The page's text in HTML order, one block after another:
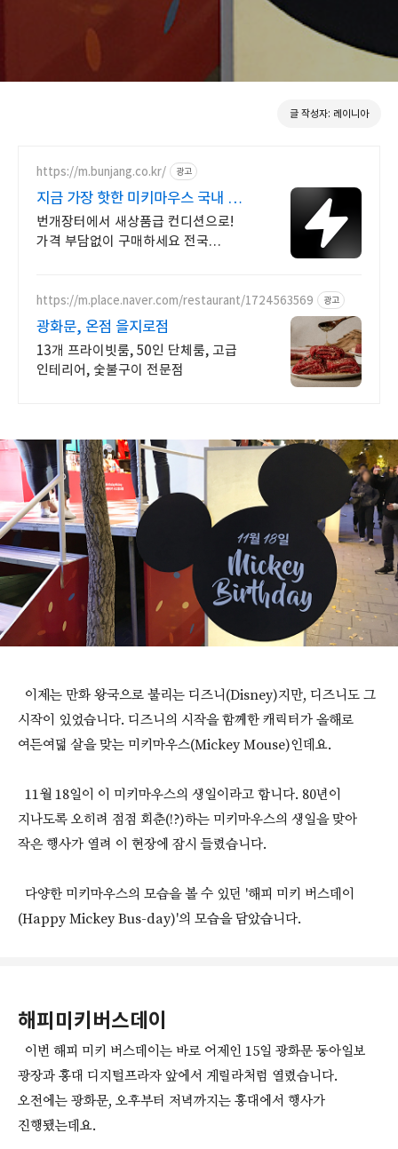
글 작성자: 레이니아
https://m.bunjang.co.kr/ 광고
지금 가장 핫한 미키마우스 국내 최대
브랜드 중고거래
번개장터에서 새상품급 컨디션으로!
가격 부담없이 구매하세요 전국
https://m.place.naver.com/restaurant/1724563569 광고
광화문, 온점 을지로점
13개 프라이빗룸, 50인 단체룸, 고급
인테리어, 숯불구이 전문점
이제는 만화 왕국으로 불리는 디즈니(Disney)지만, 디즈니도 그
시작이 있었습니다. 디즈니의 시작을 함께한 캐릭터가 올해로
여든여덟 살을 맞는 미키마우스(Mickey Mouse)인데요.
11월 18일이 이 미키마우스의 생일이라고 합니다. 80년이
지나도록 오히려 점점 회춘(!?)하는 미키마우스의 생일을 맞아
작은 행사가 열려 이 현장에 잠시 들렸습니다.
다양한 미키마우스의 모습을 볼 수 있던 '해피 미키 버스데이
(Happy Mickey Bus-day)'의 모습을 담았습니다.
해피미키버스데이
이번 해피 미키 버스데이는 바로 어제인 15일 광화문 동아일보
광장과 홍대 디지털프라자 앞에서 게릴라처럼 열렸습니다.
오전에는 광화문, 오후부터 저녁까지는 홍대에서 행사가
진행됐는데요.